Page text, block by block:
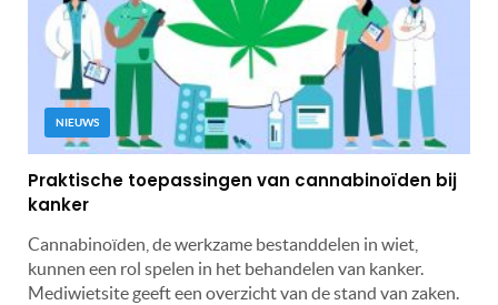
NIEUWS
Praktische toepassingen van cannabinoïden bij
kanker
Cannabinoïden, de werkzame bestanddelen in wiet,
kunnen een rol spelen in het behandelen van kanker.
Mediwietsite geeft een overzicht van de stand van zaken.